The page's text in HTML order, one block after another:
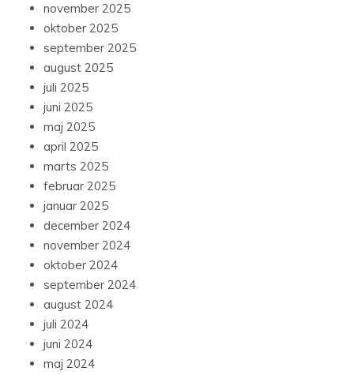
november 2025
oktober 2025
september 2025
august 2025
juli 2025
juni 2025
maj 2025
april 2025
marts 2025
februar 2025
januar 2025
december 2024
november 2024
oktober 2024
september 2024
august 2024
juli 2024
juni 2024
maj 2024